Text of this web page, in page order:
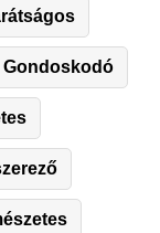
Gondoskodó